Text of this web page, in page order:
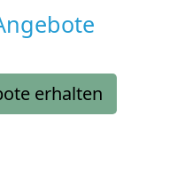
erhalten